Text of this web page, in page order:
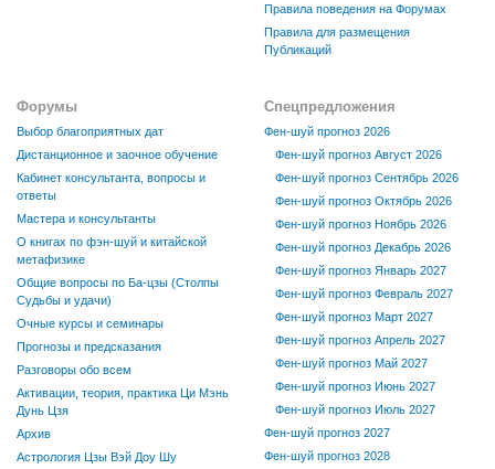
Правила поведения на Форумах
Правила для размещения
Публикаций
Форумы
Выбор благоприятных дат
Дистанционное и заочное обучение
Кабинет консультанта, вопросы и
ответы
Мастера и консультанты
О книгах по фэн-шуй и китайской
метафизике
Общие вопросы по Ба-цзы (Столпы
Судьбы и удачи)
Очные курсы и семинары
Прогнозы и предсказания
Разговоры обо всем
Активации, теория, практика Ци Мэнь
Дунь Цзя
Архив
Астрология Цзы Вэй Доу Шу
Спецпредложения
Фен-шуй прогноз 2026
Фен-шуй прогноз Август 2026
Фен-шуй прогноз Сентябрь 2026
Фен-шуй прогноз Октябрь 2026
Фен-шуй прогноз Ноябрь 2026
Фен-шуй прогноз Декабрь 2026
Фен-шуй прогноз Январь 2027
Фен-шуй прогноз Февраль 2027
Фен-шуй прогноз Март 2027
Фен-шуй прогноз Апрель 2027
Фен-шуй прогноз Май 2027
Фен-шуй прогноз Июнь 2027
Фен-шуй прогноз Июль 2027
Фен-шуй прогноз 2027
Фен-шуй прогноз 2028